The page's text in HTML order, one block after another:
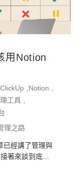
用Notion
ClickUp
Notion
工具
理之路
著來談到底設